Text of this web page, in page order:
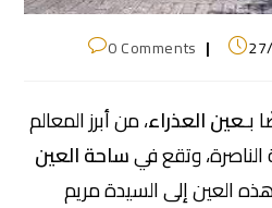
0 Comments
بـعين العذراء، من أبرز المعالم
الناصرة، وتقع فيساحة العين
العين إلى السيدة مريم